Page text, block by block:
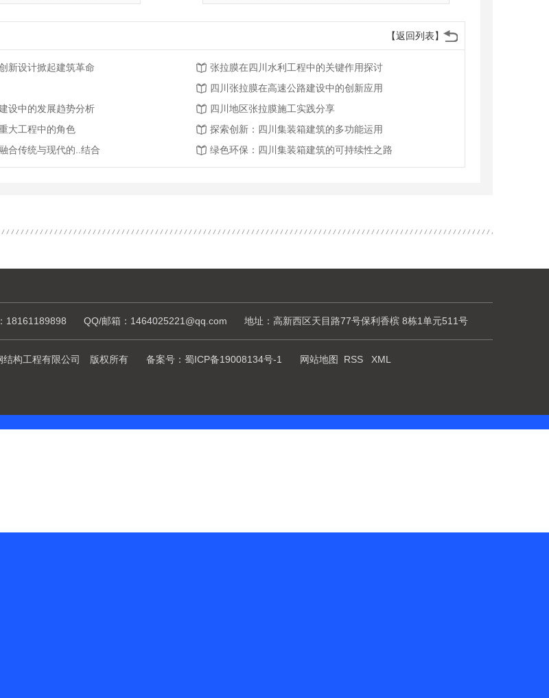
【返回列表】
新设计掀起建筑革命
张拉膜在四川水利工程中的关键作用探讨
四川张拉膜在高速公路建设中的创新应用
设中的发展趋势分析
四川地区张拉膜施工实践分享
大工程中的角色
探索创新：四川集装箱建筑的多功能运用
合传统与现代的..结合
绿色环保：四川集装箱建筑的可持续性之路
18161189898 QQ/邮箱：1464025221@qq.com 地址：高新西区天目路77号保利香槟 8栋1单元511号
构工程有限公司 版权所有 备案号： 蜀ICP备19008134号-1 网站地图 RSS
XML